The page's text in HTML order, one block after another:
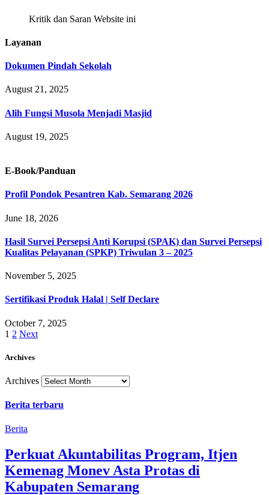
Kritik dan Saran Website ini
Layanan
Dokumen Pindah Sekolah
August 21, 2025
Alih Fungsi Musola Menjadi Masjid
August 19, 2025
E-Book/Panduan
Profil Pondok Pesantren Kab. Semarang 2026
June 18, 2026
Hasil Survei Persepsi Anti Korupsi (SPAK) dan Survei Persepsi
Kualitas Pelayanan (SPKP) Triwulan 3 – 2025
November 5, 2025
Sertifikasi Produk Halal | Self Declare
October 7, 2025
1 2 Next
Archives
Archives
Berita terbaru
Berita
Perkuat Akuntabilitas Program, Itjen
Kemenag Monev Asta Protas di
Kabupaten Semarang